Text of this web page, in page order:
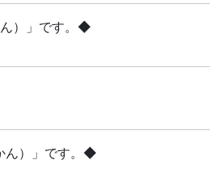
）」です。◆
ん）」です。◆